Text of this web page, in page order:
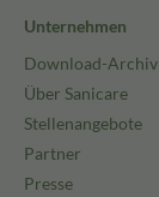
Unternehmen
Download-Archiv
Über Sanicare
Stellenangebote
Partner
Presse